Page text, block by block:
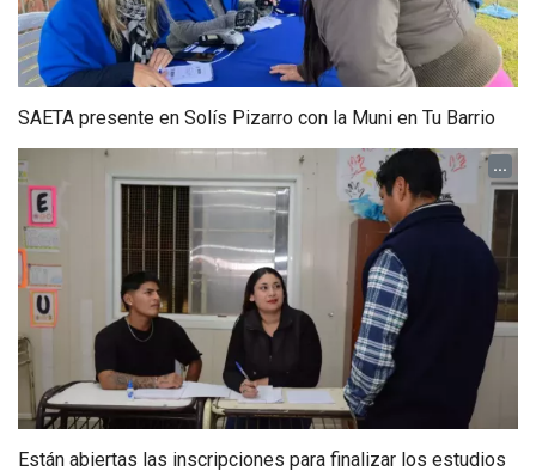
SAETA presente en Solís Pizarro con la Muni en Tu Barrio
...
Están abiertas las inscripciones para finalizar los estudios